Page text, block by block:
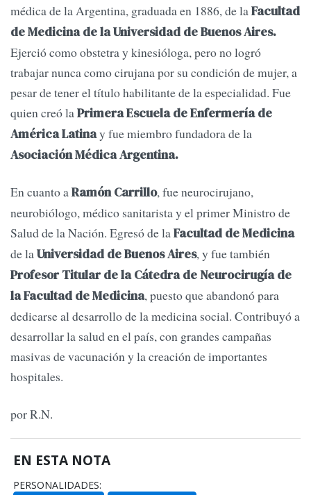
médica de la Argentina, graduada en 1886, de laFacultad
de Medicina de la Universidad de Buenos Aires.
Ejerció como obstetra y kinesióloga, pero no logró
trabajar nunca como cirujana por su condición de mujer, a
pesar de tener el título habilitante de la especialidad. Fue
quien creó laPrimera Escuela de Enfermería de
América Latinay fue miembro fundadora de la
Asociación Médica Argentina.
En cuanto aRamón Carrillo, fue neurocirujano,
neurobiólogo, médico sanitarista y el primer Ministro de
Salud de la Nación. Egresó de laFacultad de Medicina
de laUniversidad de Buenos Aires, y fue también
Profesor Titular de la Cátedra de Neurocirugía de
la Facultad de Medicina, puesto que abandonó para
dedicarse al desarrollo de la medicina social. Contribuyó a
desarrollar la salud en el país, con grandes campañas
masivas de vacunación y la creación de importantes
hospitales.
por R.N.
EN ESTA NOTA
PERSONALIDADES: